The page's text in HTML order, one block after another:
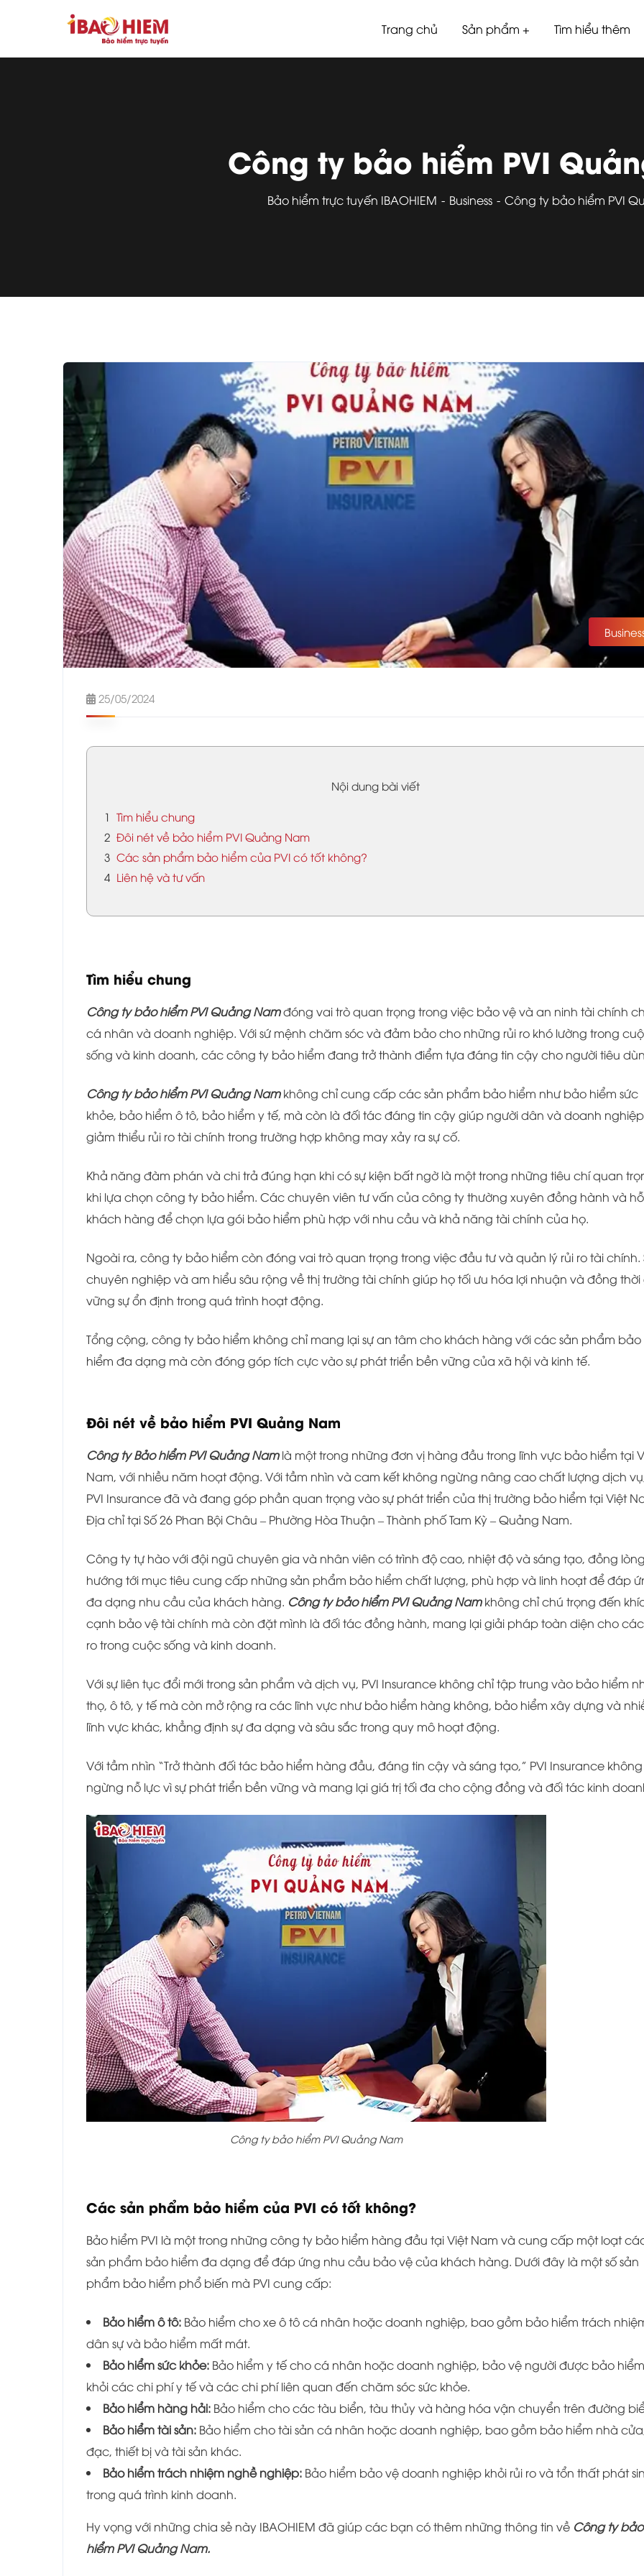
Trang chủ Sản phẩm Tìm hiểu thêm
Công ty bảo hiểm PVI
Bảo hiểm trực tuyến IBAOHIEM Business Công ty bảo hiểm PVI
25/05/2024
Nội dung bài viết
1 Tìm hiểu chung
2 Đôi nét về bảo hiểm PVI Quảng Nam
3 Các sản phẩm bảo hiểm của PVI có tốt không?
4 Liên hệ và tư vấn
Tìm hiểu chung
Công ty bảo hiểm PVI Quảng Namđóng vai trò quan trọng trong việc bảo vệ và an ninh tài chính
cá nhân và doanh nghiệp. Với sứ mệnh chăm sóc và đảm bảo cho những rủi ro khó lường trong
sống và kinh doanh, các công ty bảo hiểm đang trở thành điểm tựa đáng tin cậy cho người tiêu
Công ty bảo hiểm PVI Quảng Namkhông chỉ cung cấp các sản phẩm bảo hiểm như bảo hiểm sức
khỏe, bảo hiểm ô tô, bảo hiểm y tế, mà còn là đối tác đáng tin cậy giúp người dân và doanh nghiệp
giảm thiểu rủi ro tài chính trong trường hợp không may xảy ra sự cố.
Khả năng đàm phán và chi trả đúng hạn khi có sự kiện bất ngờ là một trong những tiêu chí quan
khi lựa chọn công ty bảo hiểm. Các chuyên viên tư vấn của công ty thường xuyên đồng hành và
khách hàng để chọn lựa gói bảo hiểm phù hợp với nhu cầu và khả năng tài chính của họ.
Ngoài ra, công ty bảo hiểm còn đóng vai trò quan trọng trong việc đầu tư và quản lý rủi ro tài chính.
chuyên nghiệp và am hiểu sâu rộng về thị trường tài chính giúp họ tối ưu hóa lợi nhuận và đồng thời
vững sự ổn định trong quá trình hoạt động.
Tổng cộng, công ty bảo hiểm không chỉ mang lại sự an tâm cho khách hàng với các sản phẩm bảo
hiểm đa dạng mà còn đóng góp tích cực vào sự phát triển bền vững của xã hội và kinh tế.
Đôi nét về bảo hiểm PVI Quảng Nam
Công ty Bảo hiểm PVI Quảng Namlà một trong những đơn vị hàng đầu trong lĩnh vực bảo hiểm tại
Nam, với nhiều năm hoạt động. Với tầm nhìn và cam kết không ngừng nâng cao chất lượng dịch
PVI Insurance đã và đang góp phần quan trọng vào sự phát triển của thị trường bảo hiểm tại Việt
Địa chỉ tại Số 26 Phan Bội Châu – Phường Hòa Thuận – Thành phố Tam Kỳ – Quảng Nam.
Công ty tự hào với đội ngũ chuyên gia và nhân viên có trình độ cao, nhiệt độ và sáng tạo, đồng lòng
hướng tới mục tiêu cung cấp những sản phẩm bảo hiểm chất lượng, phù hợp và linh hoạt để đáp
đa dạng nhu cầu của khách hàng. Công ty bảo hiểm PVI Quảng Namkhông chỉ chú trọng đến
cạnh bảo vệ tài chính mà còn đặt mình là đối tác đồng hành, mang lại giải pháp toàn diện cho
ro trong cuộc sống và kinh doanh.
Với sự liên tục đổi mới trong sản phẩm và dịch vụ, PVI Insurance không chỉ tập trung vào bảo hiểm
thọ, ô tô, y tế mà còn mở rộng ra các lĩnh vực như bảo hiểm hàng không, bảo hiểm xây dựng và
lĩnh vực khác, khẳng định sự đa dạng và sâu sắc trong quy mô hoạt động.
Với tầm nhìn “Trở thành đối tác bảo hiểm hàng đầu, đáng tin cậy và sáng tạo,” PVI Insurance không
ngừng nỗ lực vì sự phát triển bền vững và mang lại giá trị tối đa cho cộng đồng và đối tác kinh
Công ty bảo hiểm PVI Quảng Nam
Các sản phẩm bảo hiểm của PVI có tốt không?
Bảo hiểm PVI là một trong những công ty bảo hiểm hàng đầu tại Việt Nam và cung cấp một loạt
sản phẩm bảo hiểm đa dạng để đáp ứng nhu cầu bảo vệ của khách hàng. Dưới đây là một số sản
phẩm bảo hiểm phổ biến mà PVI cung cấp:
Bảo hiểm ô tô: Bảo hiểm cho xe ô tô cá nhân hoặc doanh nghiệp, bao gồm bảo hiểm trách
dân sự và bảo hiểm mất mát.
Bảo hiểm sức khỏe: Bảo hiểm y tế cho cá nhân hoặc doanh nghiệp, bảo vệ người được bảo hiểm
khỏi các chi phí y tế và các chi phí liên quan đến chăm sóc sức khỏe.
Bảo hiểm hàng hải: Bảo hiểm cho các tàu biển, tàu thủy và hàng hóa vận chuyển trên đường
Bảo hiểm tài sản: Bảo hiểm cho tài sản cá nhân hoặc doanh nghiệp, bao gồm bảo hiểm nhà
đạc, thiết bị và tài sản khác.
Bảo hiểm trách nhiệm nghề nghiệp: Bảo hiểm bảo vệ doanh nghiệp khỏi rủi ro và tổn thất phát
trong quá trình kinh doanh.
Hy vọng với những chia sẻ này IBAOHIEM đã giúp các bạn có thêm những thông tin về Công ty bảo
hiểm PVI Quảng Nam.